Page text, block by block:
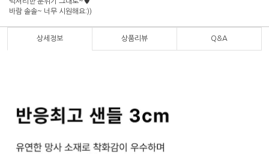
바람 솔솔~ 너무 시원해요:))
상세정보 상품리뷰 Q&A